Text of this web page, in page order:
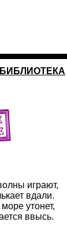
БИБЛИОТЕКА
играют,
вдали.
утонет,
ввысь.